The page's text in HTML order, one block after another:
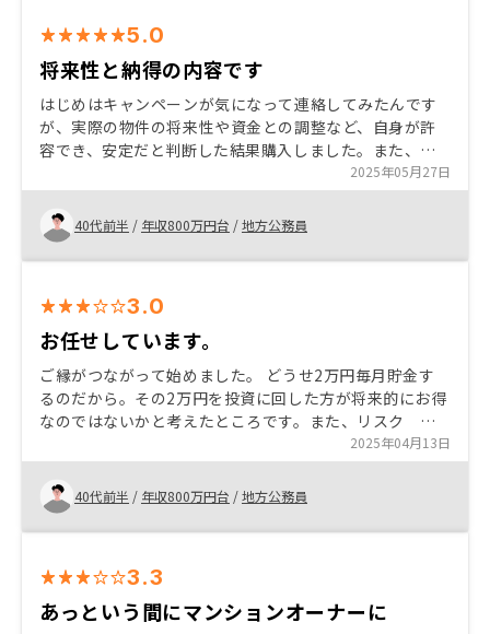
できました。5.0
将来性と納得の内容です
はじめはキャンペーンが気になって連絡してみたんです
が、実際の物件の将来性や資金との調整など、自身が許
容でき、安定だと判断した結果購入しました。また、担
当者の方には様々な面で相談を受けてもらい、感謝して
います。
2025年05月27日
40代前半 / 年収800万円台 /地方公務員
3.0
お任せしています。
ご縁がつながって始めました。 どうせ2万円毎月貯金す
るのだから。その2万円を投資に回した方が将来的にお得
なのではないかと考えたところです。また、リスク 分
散として、マンションも投資先のひとつとして、考えま
した。
2025年04月13日
40代前半 / 年収800万円台 /地方公務員
3.3
あっという間にマンションオーナーに